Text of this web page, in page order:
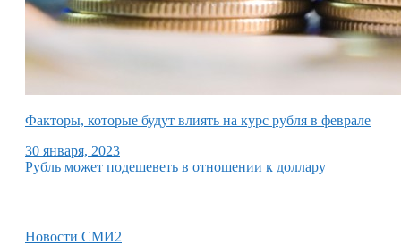
Факторы, которые будут влиять на курс рубля в феврале
30 января, 2023
Рубль может подешеветь в отношении к доллару
Новости СМИ2